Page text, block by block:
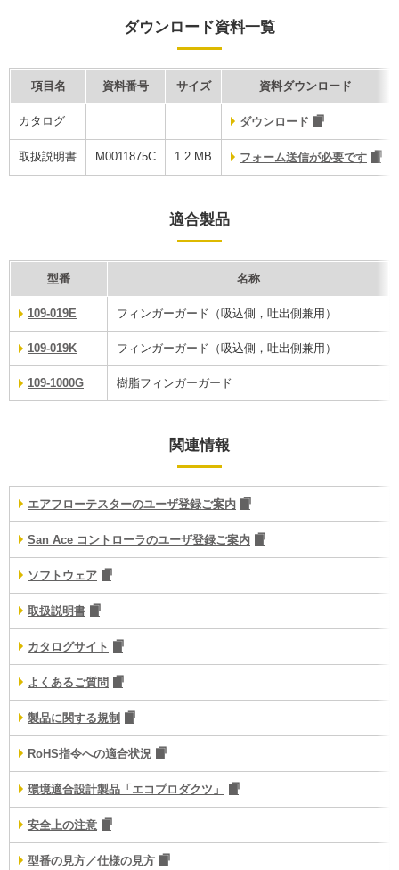
ダウンロード資料一覧
項目名 資料番号 サイズ 資料ダウンロード
カタログ ダウンロード
取扱説明書 M0011875C 1.2 MB フォーム送信が必要です
適合製品
型番 名称
109-019E フィンガーガード（吸込側，吐出側兼用）
109-019K フィンガーガード（吸込側，吐出側兼用）
109-1000G 樹脂フィンガーガード
関連情報
エアフローテスターのユーザ登録ご案内
San Ace コントローラのユーザ登録ご案内
ソフトウェア
取扱説明書
カタログサイト
よくあるご質問
製品に関する規制
RoHS指令への適合状況
環境適合設計製品「エコプロダクツ」
安全上の注意
型番の見方／仕様の見方